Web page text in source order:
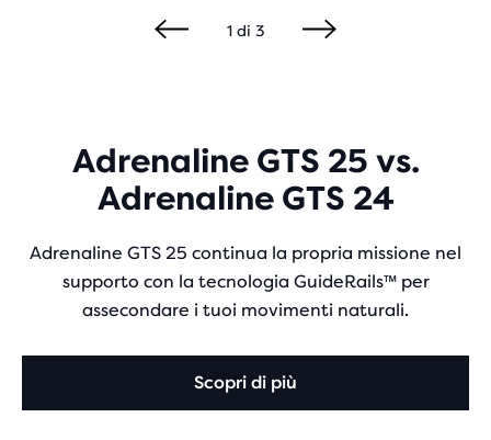
1di 3
Adrenaline GTS 25 vs.
Adrenaline GTS 24
Adrenaline GTS 25 continua la propria missione nel
supporto con la tecnologia GuideRails™ per
assecondare i tuoi movimenti naturali.
Scopri di più